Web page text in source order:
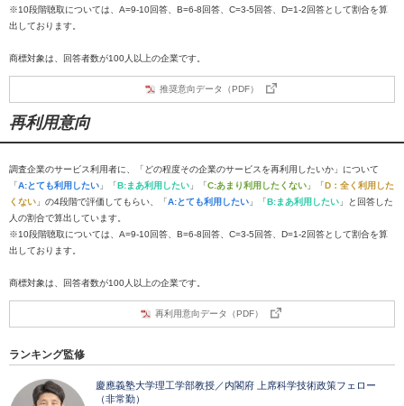
※10段階聴取については、A=9-10回答、B=6-8回答、C=3-5回答、D=1-2回答として割合を算
出しております。
商標対象は、回答者数が100人以上の企業です。
推奨意向データ（PDF）
再利用意向
調査企業のサービス利用者に、「どの程度その企業のサービスを再利用したいか」について
「A:とても利用したい 」「B:まあ利用したい 」「C:あまり利用したくない 」「D：全く利用した
くない 」の4段階で評価してもらい、「A:とても利用したい 」「B:まあ利用したい 」と回答した
人の割合で算出しています。
※10段階聴取については、A=9-10回答、B=6-8回答、C=3-5回答、D=1-2回答として割合を算
出しております。
商標対象は、回答者数が100人以上の企業です。
再利用意向データ（PDF）
ランキング監修
慶應義塾大学理工学部教授／内閣府 上席科学技術政策フェロー
（非常勤）